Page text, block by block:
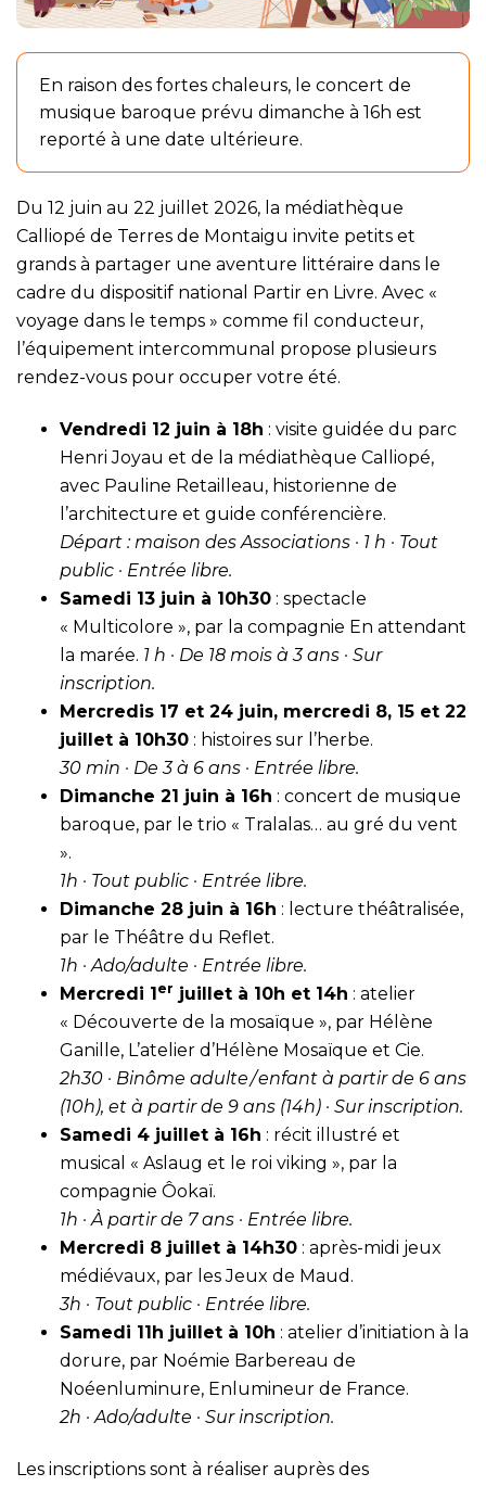
En raison des fortes chaleurs, le concert de
musique baroque prévu dimanche à 16h est
reporté à une date ultérieure.
Du 12 juin au 22 juillet 2026, la médiathèque
Calliopé de Terres de Montaigu invite petits et
grands à partager une aventure littéraire dans le
cadre du dispositif national Partir en Livre. Avec «
voyage dans le temps » comme fil conducteur,
l’équipement intercommunal propose plusieurs
rendez-vous pour occuper votre été.
Vendredi 12 juin à 18h : visite guidée du parc
Henri Joyau et de la médiathèque Calliopé,
avec Pauline Retailleau, historienne de
l’architecture et guide conférencière.
Départ : maison des Associations · 1 h · Tout
public · Entrée libre.
Samedi 13 juin à 10h30 : spectacle
« Multicolore », par la compagnie En attendant
la marée. 1 h · De 18 mois à 3 ans · Sur
inscription.
Mercredis 17 et 24 juin, mercredi 8, 15 et 22
juillet à 10h30 : histoires sur l’herbe.
30 min · De 3 à 6 ans · Entrée libre.
Dimanche 21 juin à 16h : concert de musique
baroque, par le trio « Tralalas… au gré du vent
».
1h · Tout public · Entrée libre.
Dimanche 28 juin à 16h : lecture théâtralisée,
par le Théâtre du Reflet.
1h · Ado/adulte · Entrée libre.
Mercredi 1 er juillet à 10h et 14h : atelier
« Découverte de la mosaïque », par Hélène
Ganille, L’atelier d’Hélène Mosaïque et Cie.
2h30 · Binôme adulte / enfant à partir de 6 ans
(10h), et à partir de 9 ans (14h) · Sur inscription.
Samedi 4 juillet à 16h : récit illustré et
musical « Aslaug et le roi viking », par la
compagnie Ôokaï.
1h · À partir de 7 ans · Entrée libre.
Mercredi 8 juillet à 14h30 : après-midi jeux
médiévaux, par les Jeux de Maud.
3h · Tout public · Entrée libre.
Samedi 11h juillet à 10h : atelier d’initiation à la
dorure, par Noémie Barbereau de
Noéenluminure, Enlumineur de France.
2h · Ado/adulte · Sur inscription.
Les inscriptions sont à réaliser auprès des